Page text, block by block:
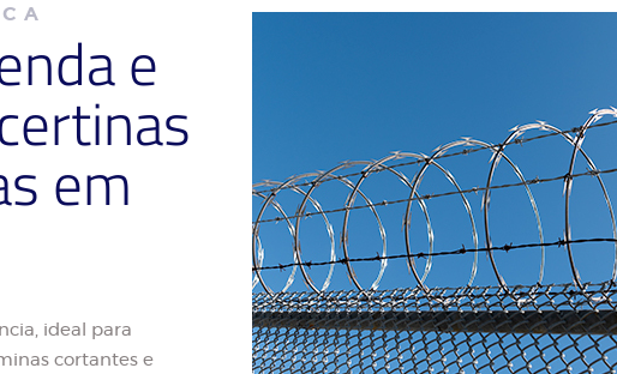
e
em
ideal para
cortantes e